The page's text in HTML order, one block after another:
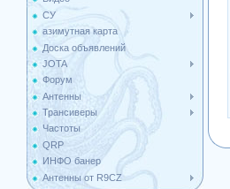
СУ
азимутная карта
Доска объявлений
JOTA
Форум
Антенны
Трансиверы
Частоты
QRP
ИНФО банер
Антенны от R9CZ